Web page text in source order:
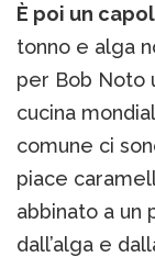
È poi un
tonno e alga
per Bob Noto
cucina
comune ci
piace
abbinato a un
dall’alga e